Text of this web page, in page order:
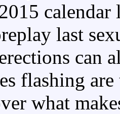
calendar
last
can
flashing
what